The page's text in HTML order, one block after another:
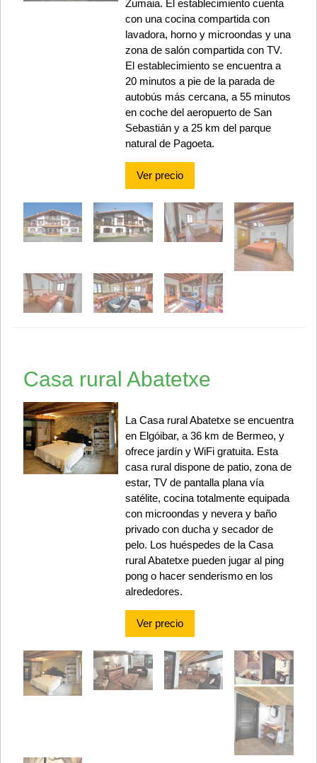
Zumaia. El establecimiento cuenta
con una cocina compartida con
lavadora, horno y microondas y una
zona de salón compartida con TV.
El establecimiento se encuentra a
20 minutos a pie de la parada de
autobús más cercana, a 55 minutos
en coche del aeropuerto de San
Sebastián y a 25 km del parque
natural de Pagoeta.
Ver precio
Casa rural Abatetxe
La Casa rural Abatetxe se encuentra
en Elgóibar, a 36 km de Bermeo, y
ofrece jardín y WiFi gratuita. Esta
casa rural dispone de patio, zona de
estar, TV de pantalla plana vía
satélite, cocina totalmente equipada
con microondas y nevera y baño
privado con ducha y secador de
pelo. Los huéspedes de la Casa
rural Abatetxe pueden jugar al ping
pong o hacer senderismo en los
alrededores.
Ver precio